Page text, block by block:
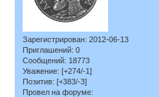
Зарегистрирован: 2012-06-13
Приглашений: 0
Сообщений: 18773
Уважение: [+274/-1]
Позитив: [+383/-3]
Провел на форуме: